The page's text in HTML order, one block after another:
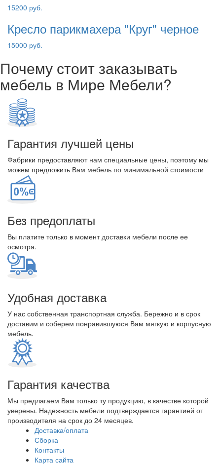
15200 руб.
Кресло парикмахера "Круг" черное
15000 руб.
Почему стоит заказывать
мебель в Мире Мебели?
Гарантия лучшей цены
Фабрики предоставляют нам специальные цены, поэтому мы
можем предложить Вам мебель по минимальной стоимости
Без предоплаты
Вы платите только в момент доставки мебели после ее
осмотра.
Удобная доставка
У нас собственная транспортная служба. Бережно и в срок
доставим и соберем понравившуюся Вам мягкую и корпусную
мебель.
Гарантия качества
Мы предлагаем Вам только ту продукцию, в качестве которой
уверены. Надежность мебели подтверждается гарантией от
производителя на срок до 24 месяцев.
Доставка/оплата
Сборка
Контакты
Карта сайта